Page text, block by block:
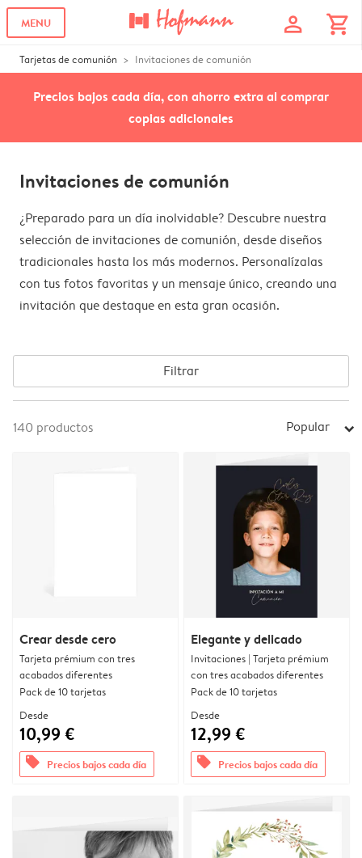
MENU profile shopping_cart
Tarjetas de comunión Invitaciones de comunión
Precios bajos cada día, con ahorro extra al comprar
copias adicionales
Invitaciones de comunión
¿Preparado para un día inolvidable? Descubre nuestra
selección de invitaciones de comunión, desde diseños
tradicionales hasta los más modernos. Personalízalas
con tus fotos favoritas y un mensaje único, creando una
invitación que destaque en esta gran ocasión.
Filtrar
140 productos Popular arrow_right
Crear desde cero
Tarjeta prémium con tres
acabados diferentes
Pack de 10 tarjetas
Desde
10,99 €
offers Precios bajos cada día
Elegante y delicado
Invitaciones | Tarjeta prémium
con tres acabados diferentes
Pack de 10 tarjetas
Desde
12,99 €
offers Precios bajos cada día